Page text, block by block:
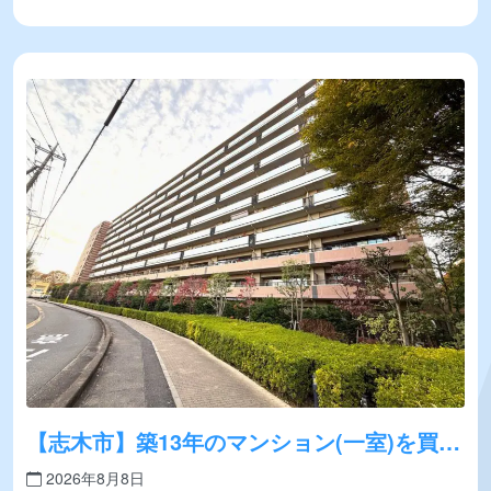
【志木市】築13年のマンション(一室)を買取
いたしました！
2026年8月8日